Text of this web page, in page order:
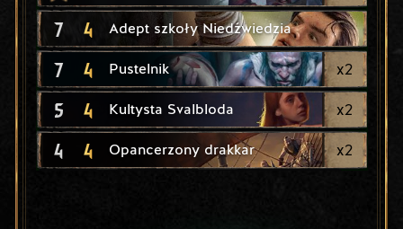
7 4 Adept szkoły Niedźwiedzia
7 4 Pustelnik x2
5 4 Kultysta Svalbloda x2
4 4 Opancerzony drakkar x2